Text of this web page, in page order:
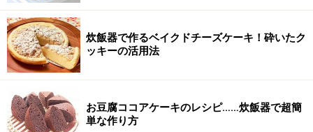
炊飯器で作るベイクドチーズケーキ！砕いたク
ッキーの活用法
お豆腐ココアケーキのレシピ……炊飯器で超簡
単な作り方